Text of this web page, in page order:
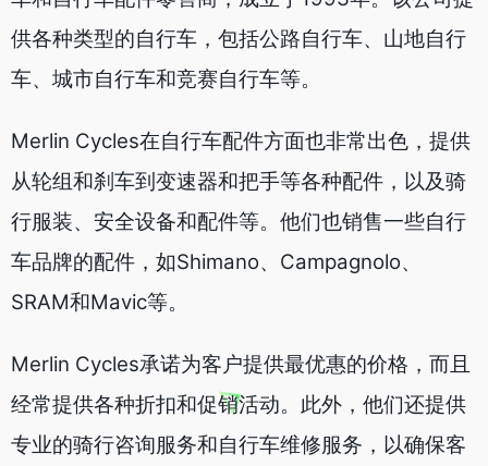
供各种类型的自行车，包括公路自行车、山地自行
车、城市自行车和竞赛自行车等。
Merlin Cycles在自行车配件方面也非常出色，提供
从轮组和刹车到变速器和把手等各种配件，以及骑
行服装、安全设备和配件等。他们也销售一些自行
车品牌的配件，如Shimano、Campagnolo、
SRAM和Mavic等。
Merlin Cycles承诺为客户提供最优惠的价格，而且
经常提供各种折扣和促销活动。此外，他们还提供
专业的骑行咨询服务和自行车维修服务，以确保客